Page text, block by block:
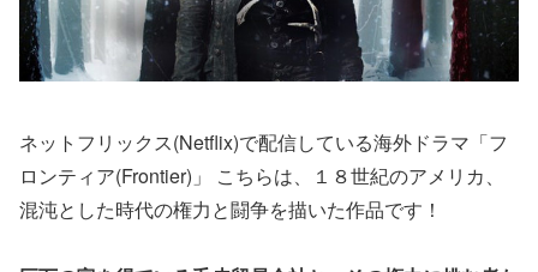
ネットフリックス(Netflix)で配信している海外ドラマ「フ
ロンティア(Frontier)」 こちらは、１８世紀のアメリカ、
混沌とした時代の権力と闘争を描いた作品です！